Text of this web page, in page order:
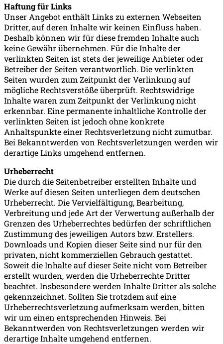
Haftung für Links
Unser Angebot enthält Links zu externen Webseiten
Dritter, auf deren Inhalte wir keinen Einfluss haben.
Deshalb können wir für diese fremden Inhalte auch
keine Gewähr übernehmen. Für die Inhalte der
verlinkten Seiten ist stets der jeweilige Anbieter oder
Betreiber der Seiten verantwortlich. Die verlinkten
Seiten wurden zum Zeitpunkt der Verlinkung auf
mögliche Rechtsverstöße überprüft. Rechtswidrige
Inhalte waren zum Zeitpunkt der Verlinkung nicht
erkennbar. Eine permanente inhaltliche Kontrolle der
verlinkten Seiten ist jedoch ohne konkrete
Anhaltspunkte einer Rechtsverletzung nicht zumutbar.
Bei Bekanntwerden von Rechtsverletzungen werden wir
derartige Links umgehend entfernen.
Urheberrecht
Die durch die Seitenbetreiber erstellten Inhalte und
Werke auf diesen Seiten unterliegen dem deutschen
Urheberrecht. Die Vervielfältigung, Bearbeitung,
Verbreitung und jede Art der Verwertung außerhalb der
Grenzen des Urheberrechtes bedürfen der schriftlichen
Zustimmung des jeweiligen Autors bzw. Erstellers.
Downloads und Kopien dieser Seite sind nur für den
privaten, nicht kommerziellen Gebrauch gestattet.
Soweit die Inhalte auf dieser Seite nicht vom Betreiber
erstellt wurden, werden die Urheberrechte Dritter
beachtet. Insbesondere werden Inhalte Dritter als solche
gekennzeichnet. Sollten Sie trotzdem auf eine
Urheberrechtsverletzung aufmerksam werden, bitten
wir um einen entsprechenden Hinweis. Bei
Bekanntwerden von Rechtsverletzungen werden wir
derartige Inhalte umgehend entfernen.